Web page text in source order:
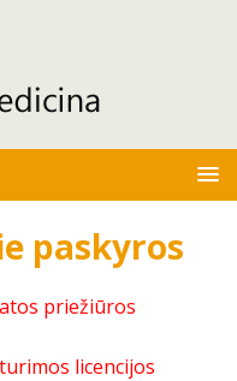
paskyros
priežiūros
licencijos